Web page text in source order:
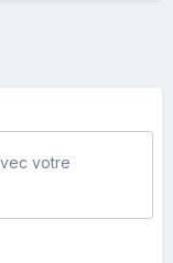
votre